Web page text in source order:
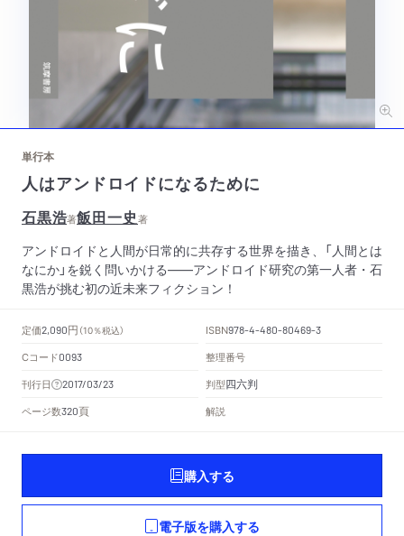
単行本
人はアンドロイドになるために
石黒浩著飯田一史著
アンドロイドと人間が日常的に共存する世界を描き、「人間とは
なにか」を鋭く問いかける――アンドロイド研究の第一人者・石
黒浩が挑む初の近未来フィクション！
定価2,090円 （10％税込） ISBN978-4-480-80469-3
Cコード0093
整理番号
刊行日
2017/03/23 判型四六判
ページ数320頁 解説
購入する
電子版を購入する